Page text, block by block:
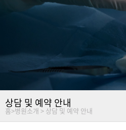
상담 및 예약 안내
홈>병원소개 > 상담 및 예약 안내